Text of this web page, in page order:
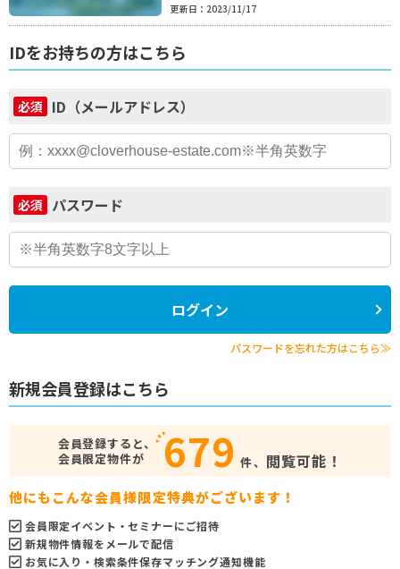
更新日：2023/11/17
IDをお持ちの方はこちら
必須 ID（メールアドレス）
必須 パスワード
ログイン
パスワードを忘れた方はこちら≫
新規会員登録はこちら
会員登録すると、
会員限定物件が
679 件、 閲覧可能！
他にもこんな会員様限定特典がございます！
会員限定イベント・セミナーにご招待
新規物件情報をメールで配信
お気に入り・検索条件保存マッチング通知機能